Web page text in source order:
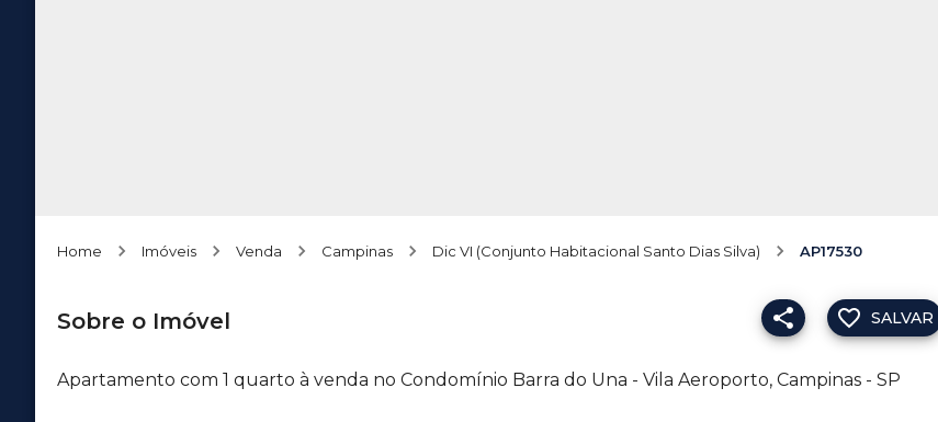
Home Imóveis Venda Campinas Dic VI (Conjunto Habitacional Santo Dias Silva) AP17530
Sobre o Imóvel
Apartamento com 1 quarto à venda no Condomínio Barra do Una - Vila Aeroporto, Campinas - SP
SALVAR